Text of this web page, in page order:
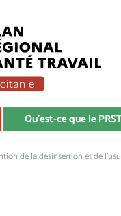
Qu'est-ce que le
de la désinsertion et de